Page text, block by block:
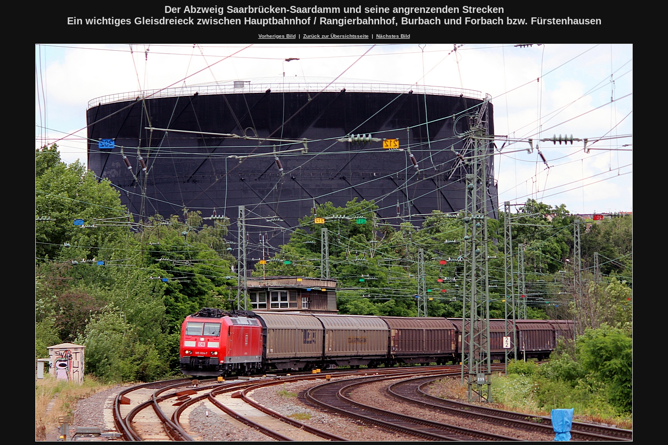
Der Abzweig Saarbrücken-Saardamm und seine angrenzenden Strecken
Ein wichtiges Gleisdreieck zwischen Hauptbahnhof / Rangierbahnhof, Burbach und Forbach bzw. Fürstenhausen
Vorheriges Bild Zurück zur Übersichtsseite| Nächstes Bild